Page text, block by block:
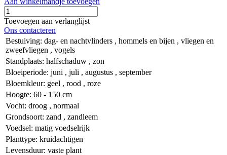
Toevoegen aan verlanglijst
Ons contacteren
Bestuiving: dag- en nachtvlinders , hommels en bijen , vliegen en
zweefvliegen , vogels
Standplaats: halfschaduw , zon
Bloeiperiode: juni , juli , augustus , september
Bloemkleur: geel , rood , roze
Hoogte: 60 - 150 cm
Vocht: droog , normaal
Grondsoort: zand , zandleem
Voedsel: matig voedselrijk
Planttype: kruidachtigen
Levensduur: vaste plant